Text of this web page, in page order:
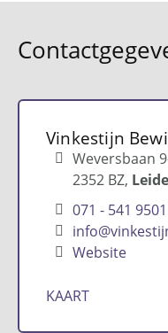
Vinkestijn
Weversbaan
2352 BZ
071 - 541 9501
Website
KAART